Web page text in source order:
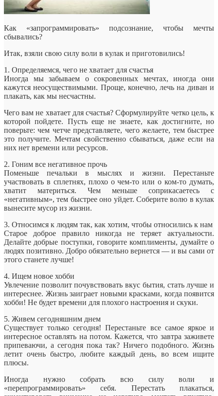
Как «запрограммировать» подсознание, чтобы мечты
сбывались?
Итак, взяли свою силу воли в кулак и приготовились!
1. Определяемся, чего не хватает для счастья
Иногда мы забываем о сокровенных мечтах, иногда они
кажутся неосуществимыми. Проще, конечно, лечь на диван и
плакать, как мы несчастны.
Чего вам не хватает для счастья? Сформулируйте четко цель, к
которой пойдете. Пусть еще не знаете, как достигните, но
поверьте: чем четче представляете, чего желаете, тем быстрее
это получите. Мечтам свойственно сбываться, даже если на
них нет времени или ресурсов.
2. Гоним все негативное прочь
Поменьше печальки в мыслях и жизни. Перестаньте
участвовать в сплетнях, плохо о чем-то или о ком-то думать,
хватит материться. Чем меньше соприкасаетесь с
«негативным», тем быстрее оно уйдет. Соберите волю в кулак
вынесите мусор из жизни.
3. Относимся к людям так, как хотим, чтобы относились к нам
Старое доброе правило никогда не теряет актуальности.
Делайте добрые поступки, говорите комплименты, думайте о
людях позитивно. Добро обязательно вернется — и вы сами от
этого станете лучше!
4. Ищем новое хобби
Увлечение позволит почувствовать вкус бытия, стать лучше и
интереснее. Жизнь заиграет новыми красками, когда появится
хобби! Не будет времени для плохого настроения и скуки.
5. Живем сегодняшним днем
Существует только сегодня! Перестаньте все самое яркое и
интересное оставлять на потом. Кажется, что завтра заживете
припеваючи, а сегодня пока так? Ничего подобного. Жизнь
летит очень быстро, любите каждый день, во всем ищите
плюсы.
Иногда нужно собрать всю силу воли и
«перепрограммировать» себя. Перестать плакаться,